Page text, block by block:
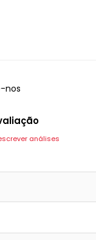
nos
análises